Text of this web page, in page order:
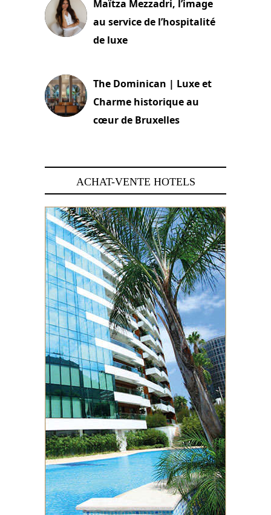
Maïtza Mezzadri, l’image
au service de l’hospitalité
de luxe
The Dominican | Luxe et
Charme historique au
cœur de Bruxelles
ACHAT-VENTE HOTELS